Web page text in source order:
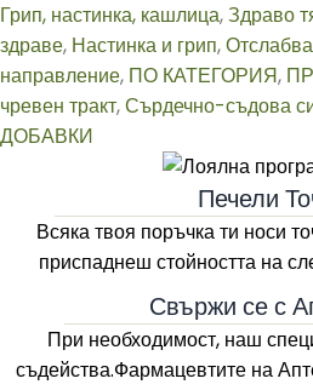
Грип, настинка, кашлица,Здраво
здраве, Настинка и грип,
направление, ПО КАТЕГОРИЯ,
чревен тракт,Сърдечно-съдова
ДОБАВКИ
Печели
Всяка твоя поръчка ти носи
приспаднеш стойността на
Свържи се с
При необходимост, наш
съдейства.Фармацевтите на